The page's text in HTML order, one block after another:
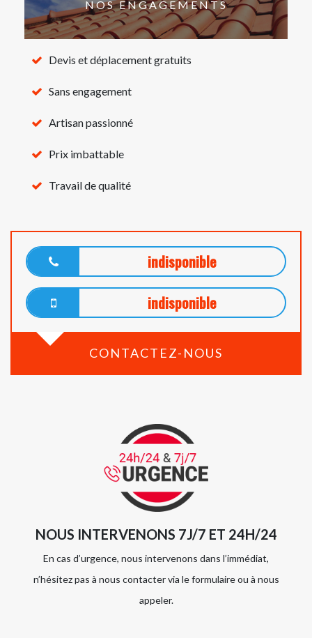
NOS ENGAGEMENTS
Devis et déplacement gratuits
Sans engagement
Artisan passionné
Prix imbattable
Travail de qualité
indisponible
indisponible
CONTACTEZ-NOUS
NOUS INTERVENONS 7J/7 ET 24H/24
En cas d’urgence, nous intervenons dans l’immédiat,
n’hésitez pas à nous contacter via le formulaire ou à nous
appeler.